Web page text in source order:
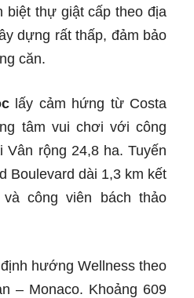
biệt thự giật cấp theo địa
dựng rất thấp, đảm bảo
căn.
lấy cảm hứng từ Costa
tâm vui chơi với công
Vân rộng 24,8 ha. Tuyến
Boulevard dài 1,3 km kết
công viên bách thảo
định hướng Wellness theo
– Monaco. Khoảng 609